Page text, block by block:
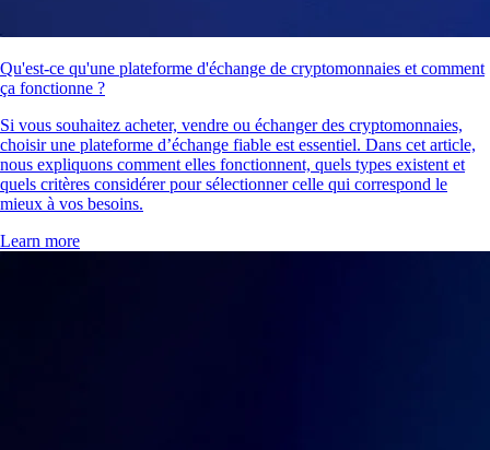
Qu'est-ce qu'une plateforme d'échange de cryptomonnaies et comment
ça fonctionne ?
Si vous souhaitez acheter, vendre ou échanger des cryptomonnaies,
choisir une plateforme d’échange fiable est essentiel. Dans cet article,
nous expliquons comment elles fonctionnent, quels types existent et
quels critères considérer pour sélectionner celle qui correspond le
mieux à vos besoins.
Learn more